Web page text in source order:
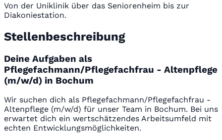
Von der Uniklinik über das Seniorenheim bis zur
Diakoniestation.
Stellenbeschreibung
Deine Aufgaben als
Pflegefachmann/Pflegefachfrau - Altenpflege
(m/w/d) in Bochum
Wir suchen dich als Pflegefachmann/Pflegefachfrau -
Altenpflege (m/w/d) für unser Team in Bochum. Bei uns
erwartet dich ein wertschätzendes Arbeitsumfeld mit
echten Entwicklungsmöglichkeiten.